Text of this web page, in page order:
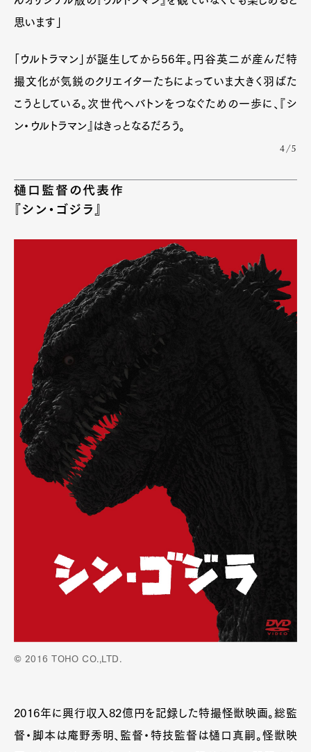
Pen international
思います」
「ウルトラマン」が誕生してから56年。円谷英二が産んだ特
撮文化が気鋭のクリエイターたちによっていま大きく羽ばた
こうとしている。次世代へバトンをつなぐための一歩に、『シ
ン・ウルトラマン』はきっとなるだろう。
4/5
樋口監督の代表作
『シン・ゴジラ』
© 2016 TOHO CO.,LTD.
2016年に興行収入82億円を記録した特撮怪獣映画。総監
督・脚本は庵野秀明、監督・特技監督は樋口真嗣。怪獣映